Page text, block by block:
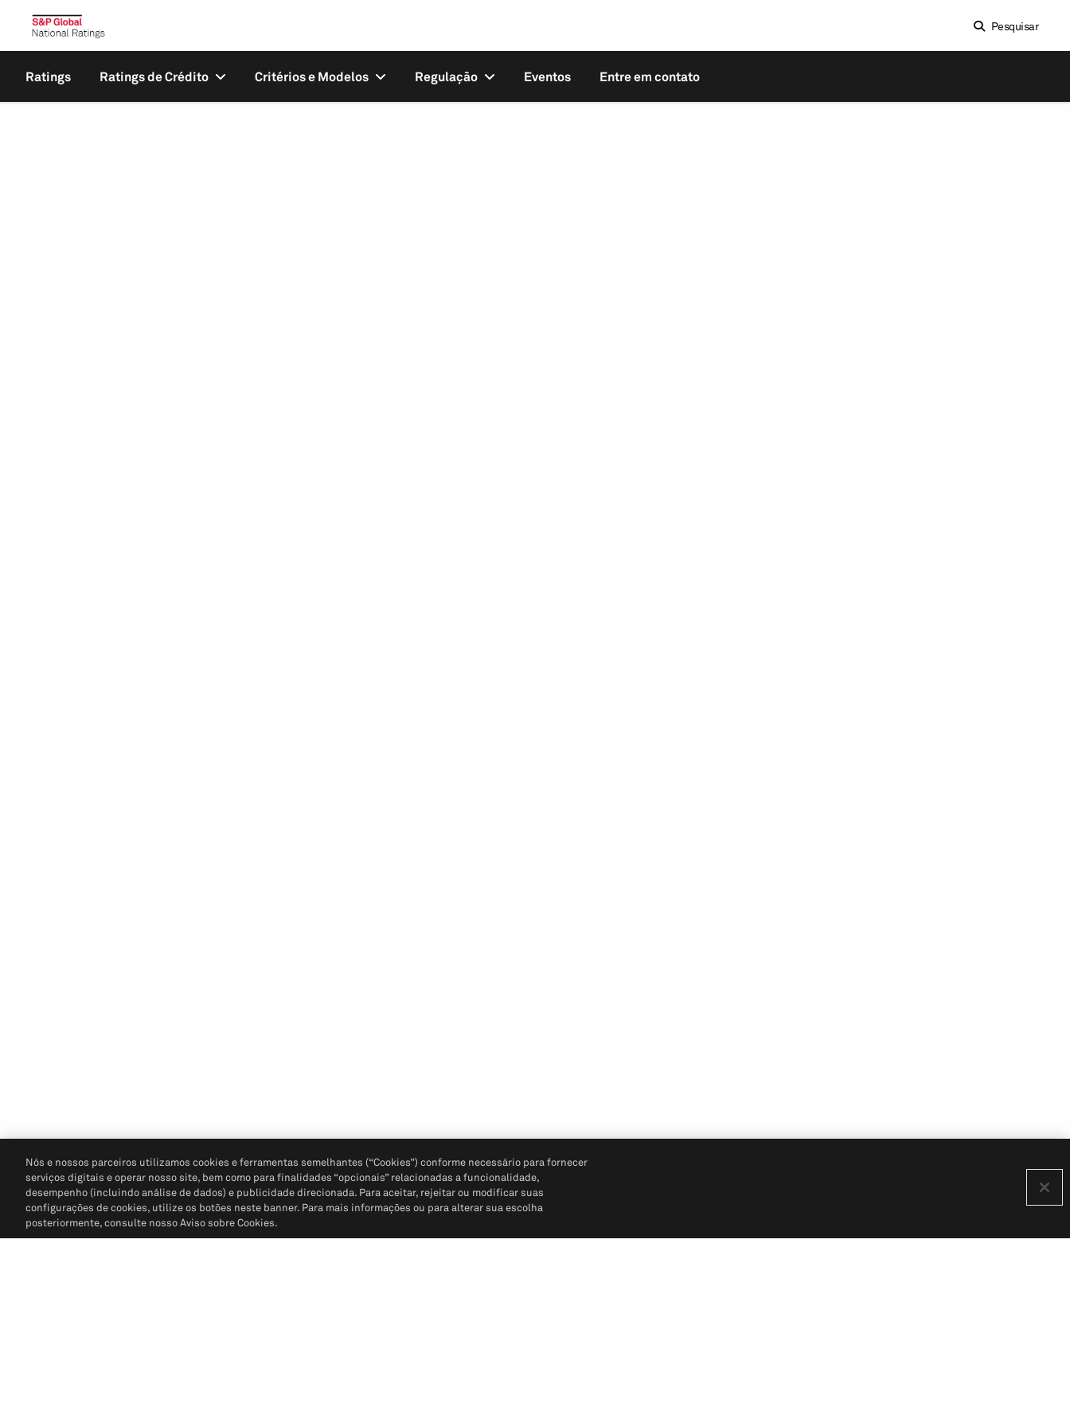
Pesquisar
Ratings Ratings de Crédito Critérios e Modelos Regulação Eventos Entre em contato
Nós e nossos parceiros utilizamos cookies e ferramentas semelhantes (“Cookies”) conforme necessário para fornecer
serviços digitais e operar nosso site, bem como para finalidades “opcionais” relacionadas a funcionalidade,
desempenho (incluindo análise de dados) e publicidade direcionada. Para aceitar, rejeitar ou modificar suas
configurações de cookies, utilize os botões neste banner. Para mais informações ou para alterar sua escolha
posteriormente, consulte nosso Aviso sobre Cookies.